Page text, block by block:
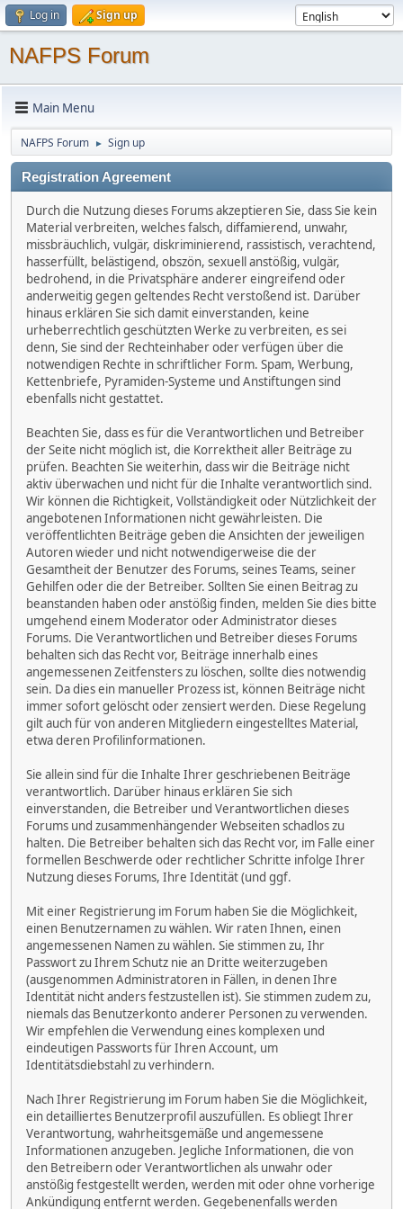
Log in Sign up
NAFPS Forum
Main Menu
NAFPS Forum ► Sign up
Registration Agreement
Durch die Nutzung dieses Forums akzeptieren Sie, dass Sie kein
Material verbreiten, welches falsch, diffamierend, unwahr,
missbräuchlich, vulgär, diskriminierend, rassistisch, verachtend,
hasserfüllt, belästigend, obszön, sexuell anstößig, vulgär,
bedrohend, in die Privatsphäre anderer eingreifend oder
anderweitig gegen geltendes Recht verstoßend ist. Darüber
hinaus erklären Sie sich damit einverstanden, keine
urheberrechtlich geschützten Werke zu verbreiten, es sei
denn, Sie sind der Rechteinhaber oder verfügen über die
notwendigen Rechte in schriftlicher Form. Spam, Werbung,
Kettenbriefe, Pyramiden-Systeme und Anstiftungen sind
ebenfalls nicht gestattet.
Beachten Sie, dass es für die Verantwortlichen und Betreiber
der Seite nicht möglich ist, die Korrektheit aller Beiträge zu
prüfen. Beachten Sie weiterhin, dass wir die Beiträge nicht
aktiv überwachen und nicht für die Inhalte verantwortlich sind.
Wir können die Richtigkeit, Vollständigkeit oder Nützlichkeit der
angebotenen Informationen nicht gewährleisten. Die
veröffentlichten Beiträge geben die Ansichten der jeweiligen
Autoren wieder und nicht notwendigerweise die der
Gesamtheit der Benutzer des Forums, seines Teams, seiner
Gehilfen oder die der Betreiber. Sollten Sie einen Beitrag zu
beanstanden haben oder anstößig finden, melden Sie dies bitte
umgehend einem Moderator oder Administrator dieses
Forums. Die Verantwortlichen und Betreiber dieses Forums
behalten sich das Recht vor, Beiträge innerhalb eines
angemessenen Zeitfensters zu löschen, sollte dies notwendig
sein. Da dies ein manueller Prozess ist, können Beiträge nicht
immer sofort gelöscht oder zensiert werden. Diese Regelung
gilt auch für von anderen Mitgliedern eingestelltes Material,
etwa deren Profilinformationen.
Sie allein sind für die Inhalte Ihrer geschriebenen Beiträge
verantwortlich. Darüber hinaus erklären Sie sich
einverstanden, die Betreiber und Verantwortlichen dieses
Forums und zusammenhängender Webseiten schadlos zu
halten. Die Betreiber behalten sich das Recht vor, im Falle einer
formellen Beschwerde oder rechtlicher Schritte infolge Ihrer
Nutzung dieses Forums, Ihre Identität (und ggf.
Mit einer Registrierung im Forum haben Sie die Möglichkeit,
einen Benutzernamen zu wählen. Wir raten Ihnen, einen
angemessenen Namen zu wählen. Sie stimmen zu, Ihr
Passwort zu Ihrem Schutz nie an Dritte weiterzugeben
(ausgenommen Administratoren in Fällen, in denen Ihre
Identität nicht anders festzustellen ist). Sie stimmen zudem zu,
niemals das Benutzerkonto anderer Personen zu verwenden.
Wir empfehlen die Verwendung eines komplexen und
eindeutigen Passworts für Ihren Account, um
Identitätsdiebstahl zu verhindern.
Nach Ihrer Registrierung im Forum haben Sie die Möglichkeit,
ein detailliertes Benutzerprofil auszufüllen. Es obliegt Ihrer
Verantwortung, wahrheitsgemäße und angemessene
Informationen anzugeben. Jegliche Informationen, die von
den Betreibern oder Verantwortlichen als unwahr oder
anstößig festgestellt werden, werden mit oder ohne vorherige
Ankündigung entfernt werden. Gegebenenfalls werden